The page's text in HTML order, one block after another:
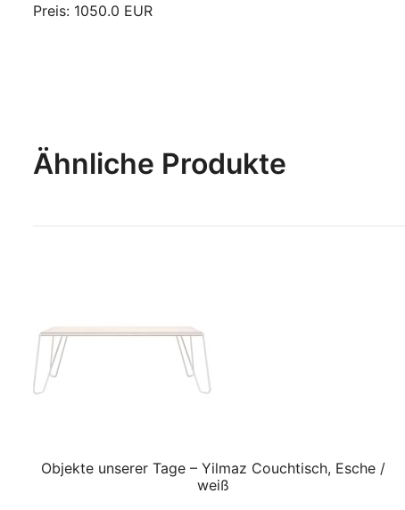
Preis: 1050.0 EUR
Ähnliche Produkte
Objekte unserer Tage – Yilmaz Couchtisch, Esche /
weiß